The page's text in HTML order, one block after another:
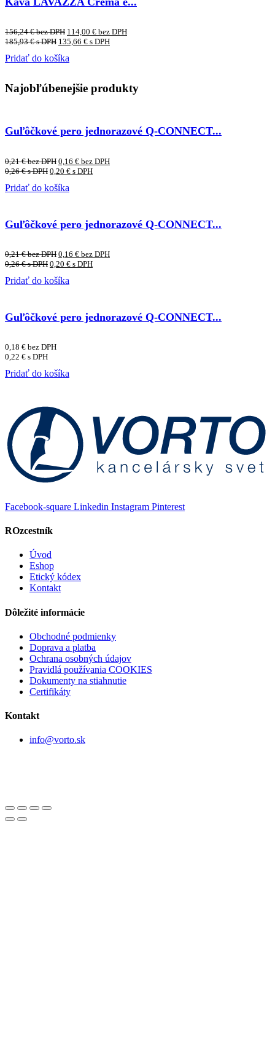
156,24€bez DPH 114,00 € bez DPH
185,93€s DPH 135,66 € s DPH
Pridať do košíka
Najobľúbenejšie produkty
Guľôčkové pero jednorazové Q-CONNECT...
0,21€bez DPH 0,16 € bez DPH
0,26€s DPH 0,20 € s DPH
Pridať do košíka
Guľôčkové pero jednorazové Q-CONNECT...
0,21€bez DPH 0,16 € bez DPH
0,26€s DPH 0,20 € s DPH
Pridať do košíka
Guľôčkové pero jednorazové Q-CONNECT...
0,18 € bez DPH
0,22 € s DPH
Pridať do košíka
Facebook-square Linkedin Instagram Pinterest
ROzcestník
Úvod
Eshop
Etický kódex
Kontakt
Dôležité informácie
Obchodné podmienky
Doprava a platba
Ochrana osobných údajov
Pravidlá používania COOKIES
Dokumenty na stiahnutie
Certifikáty
Kontakt
info@vorto.sk